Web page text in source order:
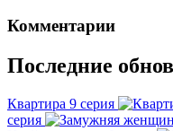
Комментарии
Последние
Квартира 9 серия
серия